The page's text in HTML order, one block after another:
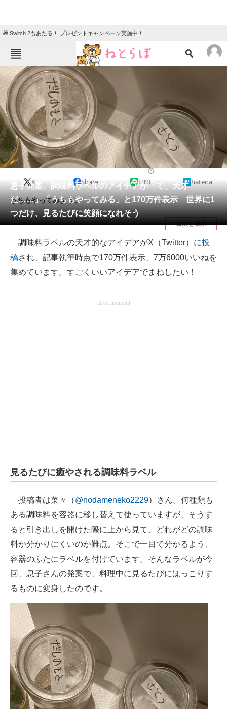
🎁 Switch 2もあたる！ プレゼントキャンペーン実施中！
ねとらぼメニュー
TOP
エンタメ
グルメ 地域
住まい 教育・育児
動物 リサーチ
会員記事
メディア
注目記事を集めた総合ページ
ITの今と未来を見通す
スマホと通信の最新トレンド
企業向けIT製品の総合サイト
製造業のIT導入・活用を支援
モノづくり技術者専門サイト
エレクトロニクス専門サイト
電子設計の基本と応用
建設×テクノロジーの最前線
ちょっと気になるネットの話題
息子発案、調味料ラベルのアイデアが「て、天才
だ……」「うちもやってみる」と170万件表示 世界に1
つだけ、見るたびに笑顔になれそう
X Share LINE hatena
うちもやってみよう。
目次を表示
調味料ラベルの天才的なアイデアがX（Twitter）に投
稿され、記事執筆時点で170万件表示、7万6000いいねを
集めています。すごくいいアイデアでまねしたい！
advertisement
見るたびに癒やされる調味料ラベル
投稿者は菜々（@nodameneko2229）さん。何種類も
ある調味料を容器に移し替えて使っていますが、そうす
ると引き出しを開けた際に上から見て、どれがどの調味
料か分かりにくいのが難点。そこで一目で分かるよう、
容器のふたにラベルを付けています。そんなラベルが今
回、息子さんの発案で、料理中に見るたびにほっこりす
るものに変身したのです。